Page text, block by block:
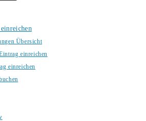
Übersicht
einreichen
einreichen